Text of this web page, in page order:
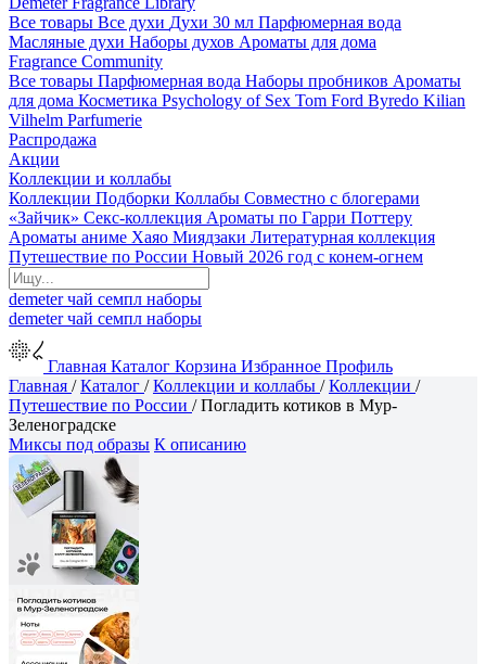
Все товары Все духи Духи 30 мл Парфюмерная вода
Масляные духи Наборы духов Ароматы для дома
Fragrance Community
Все товары Парфюмерная вода Наборы пробников Ароматы
для дома Косметика Psychology of Sex Tom Ford Byredo Kilian
Vilhelm Parfumerie
Распродажа
Акции
Коллекции и коллабы
Коллекции Подборки Коллабы Совместно с блогерами
«Зайчик» Секс-коллекция Ароматы по Гарри Поттеру
Ароматы аниме Хаяо Миядзаки Литературная коллекция
Путешествие по России Новый 2026 год с конем-огнем
demeterчай семпл наборы
demeterчай семпл наборы
Главная Каталог Корзина Избранное Профиль
Главная /Каталог /Коллекции и коллабы /Коллекции /
Путешествие по России /Погладить котиков в Мур-
Зеленоградске
Миксы под образы К описанию